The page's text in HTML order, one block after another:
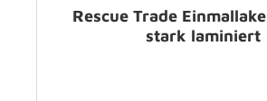
Rescue Trade
stark laminiert